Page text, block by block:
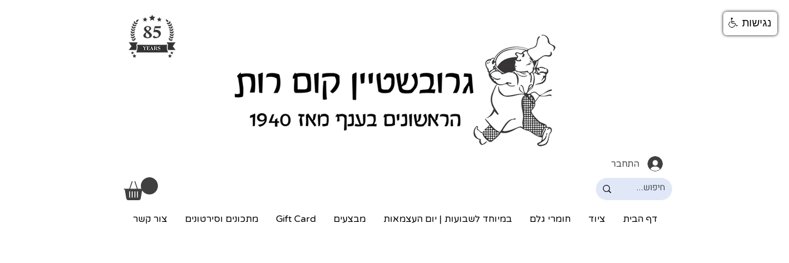
התחבר
דף הבית ציוד חומרי גלם במיוחד לשבועות | יום העצמאות מבצעים Gift Card מתכונים וסירטונים צור קשר
נגישות